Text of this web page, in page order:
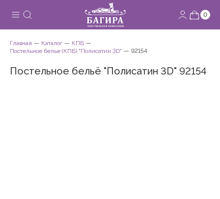
0
Главная Каталог
КПБ
Постельное белье (КПБ) "Полисатин 3D"
92154
Постельное бельё "Полисатин 3D" 92154